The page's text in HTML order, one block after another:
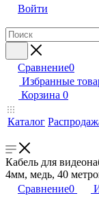
Войти
Сравнение0
Избранные
Корзина 0
Каталог
Кабель для
4мм, медь, 40
Сравнение0